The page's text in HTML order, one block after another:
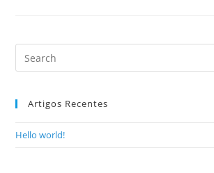
Artigos Recentes
Hello world!